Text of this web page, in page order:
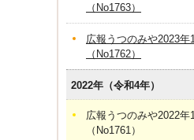
（No1763）
広報うつのみや2023年
（No1762）
2022年（令和4年）
広報うつのみや2022年
（No1761）